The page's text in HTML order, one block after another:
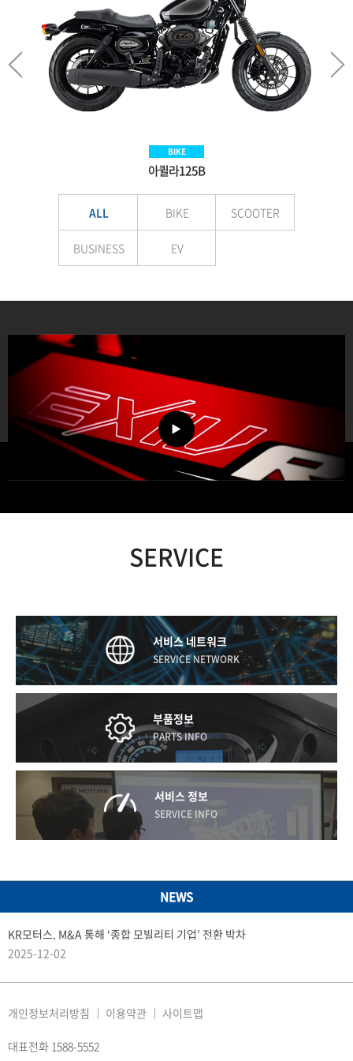
BIKE
아퀼라125B
BIKE
Aquila300BS
SCOOTER
VNEX125
EV
E-LuTion
ALL BIKE SCOOTER
BUSINESS EV
SERVICE
서비스 네트워크
SERVICE NETWORK
부품정보
PARTS INFO
서비스 정보
SERVICE INFO
NEWS
KR모터스, M&A 통해 ‘종합 모빌리티 기업’ 전환 박차
2025-12-02
개인정보처리방침 이용약관 사이트맵
대표전화 1588-5552